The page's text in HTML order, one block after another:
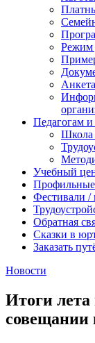
Режим
Педагогам
Школа
Учебный
Фестивали /
Обратная
Сказки в
Заказать
Новости
Итоги лета
совещании